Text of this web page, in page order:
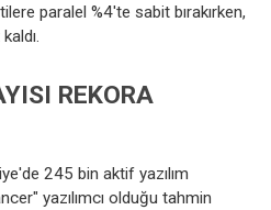
paralel %4'te sabit bırakırken,
REKORA
245 bin aktif yazılım
yazılımcı olduğu tahmin